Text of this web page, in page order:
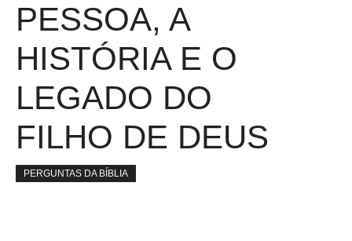
PESSOA, A
HISTÓRIA E O
LEGADO DO
FILHO DE DEUS
PERGUNTAS DA BÍBLIA